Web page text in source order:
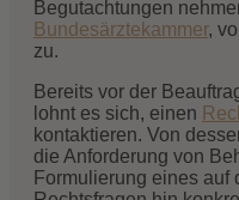
Begutachtungen
Bundesärztekammer,
zu.
Bereits vor der
lohnt es sich, einen
kontaktieren. Von
die Anforderung von
Formulierung eines auf